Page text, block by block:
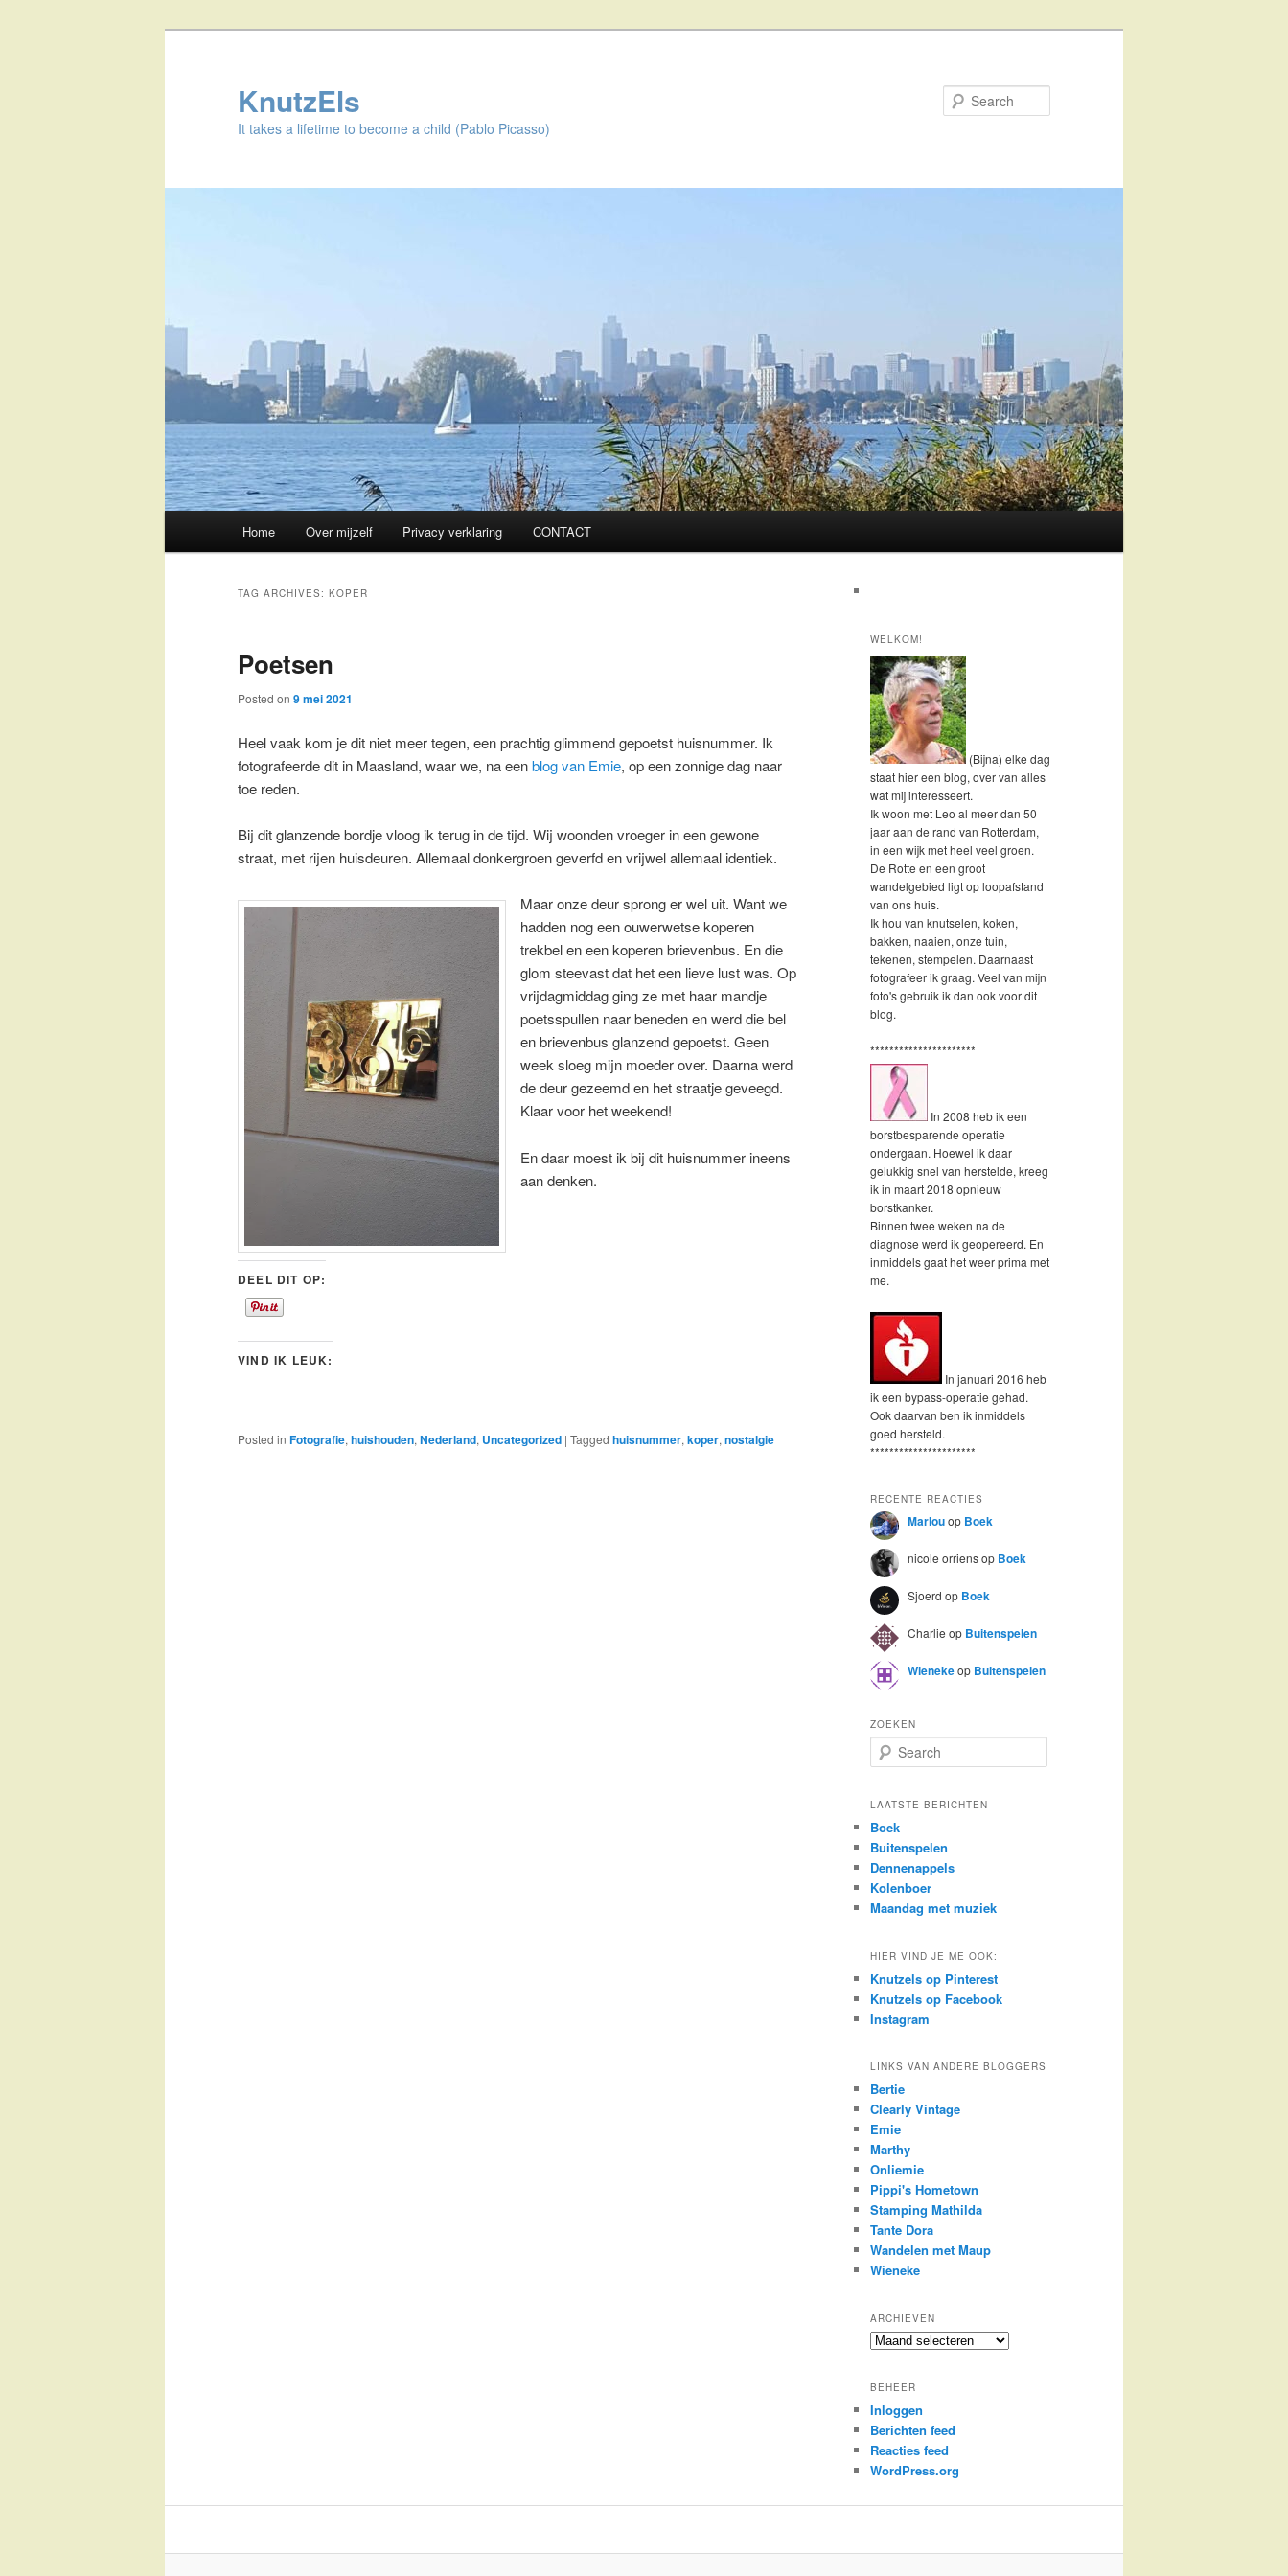
KnutzEls
It takes a lifetime to become a child (Pablo Picasso)
Skip
content
Skip
content
Home Over mijzelf Privacy verklaring CONTACT
TAG ARCHIVES: KOPER
Poetsen
Posted on 9 mei 2021
Heel vaak kom je dit niet meer tegen, een prachtig glimmend gepoetst huisnummer. Ik
fotografeerde dit in Maasland, waar we, na eenblog van Emie, op een zonnige dag naar
toe reden.
Bij dit glanzende bordje vloog ik terug in de tijd. Wij woonden vroeger in een gewone
straat, met rijen huisdeuren. Allemaal donkergroen geverfd en vrijwel allemaal identiek.
Maar onze deur sprong er wel uit. Want we
hadden nog een ouwerwetse koperen
trekbel en een koperen brievenbus. En die
glom steevast dat het een lieve lust was. Op
vrijdagmiddag ging ze met haar mandje
poetsspullen naar beneden en werd die bel
en brievenbus glanzend gepoetst. Geen
week sloeg mijn moeder over. Daarna werd
de deur gezeemd en het straatje geveegd.
Klaar voor het weekend!
En daar moest ik bij dit huisnummer ineens
aan denken.
DEEL DIT OP:
VIND IK LEUK:
Posted in Fotografie, huishouden, Nederland, Uncategorized | Tagged huisnummer, koper, nostalgie
WELKOM!
(Bijna) elke dag
staat hier een blog, over van alles
wat mij interesseert.
Ik woon met Leo al meer dan 50
jaar aan de rand van Rotterdam,
in een wijk met heel veel groen.
De Rotte en een groot
wandelgebied ligt op loopafstand
van ons huis.
Ik hou van knutselen, koken,
bakken, naaien, onze tuin,
tekenen, stempelen. Daarnaast
fotografeer ik graag. Veel van mijn
foto's gebruik ik dan ook voor dit
blog.
**********************
In 2008 heb ik een
borstbesparende operatie
ondergaan. Hoewel ik daar
gelukkig snel van herstelde, kreeg
ik in maart 2018 opnieuw
borstkanker.
Binnen twee weken na de
diagnose werd ik geopereerd. En
inmiddels gaat het weer prima met
me.
In januari 2016 heb
ik een bypass-operatie gehad.
Ook daarvan ben ik inmiddels
goed hersteld.
**********************
RECENTE REACTIES
Marlouop Boek
nicole orriensop Boek
Sjoerd op Boek
Charlie op Buitenspelen
Wienekeop Buitenspelen
ZOEKEN
e
r
h
LAATSTE BERICHTEN
Boek
Buitenspelen
Dennenappels
Kolenboer
Maandag met muziek
HIER VIND JE ME OOK:
Knutzels op Pinterest
Knutzels op Facebook
Instagram
LINKS VAN ANDERE BLOGGERS
Bertie
Clearly Vintage
Emie
Marthy
Onliemie
Pippi's Hometown
Stamping Mathilda
Tante Dora
Wandelen met Maup
Wieneke
ARCHIEVEN
Archieven
BEHEER
Inloggen
Berichten feed
Reacties feed
WordPress.org